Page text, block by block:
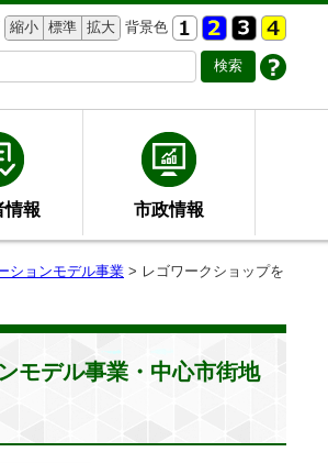
縮小 標準 拡大 背景色
情報 市政情報
ションモデル事業 > レゴワークショップを
モデル事業・中心市街地